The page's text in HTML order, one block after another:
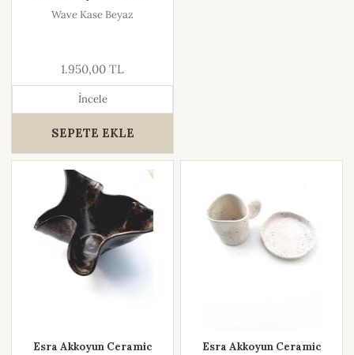
Wave Kase Beyaz
1.950,00 TL
İncele
SEPETE EKLE
Esra Akkoyun Ceramic
Esra Akkoyun Ceramic